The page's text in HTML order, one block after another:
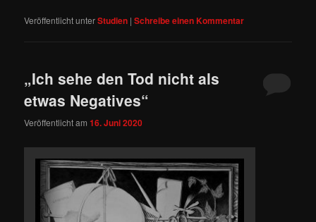
Veröffentlicht unterStudien |Schreibe einen Kommentar
„Ich sehe den Tod nicht als
etwas Negatives“
Veröffentlicht am16. Juni 2020